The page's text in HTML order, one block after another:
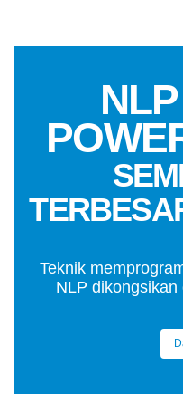
Teknik
NLP